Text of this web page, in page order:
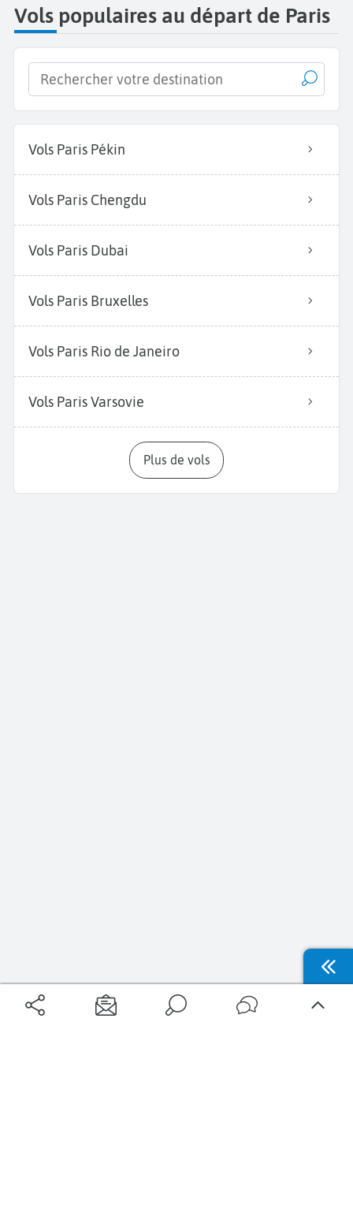
Vols populaires au départ de Paris
Vols Paris Pékin
Vols Paris Chengdu
Vols Paris Dubai
Vols Paris Bruxelles
Vols Paris Rio de Janeiro
Vols Paris Varsovie
Plus de vols